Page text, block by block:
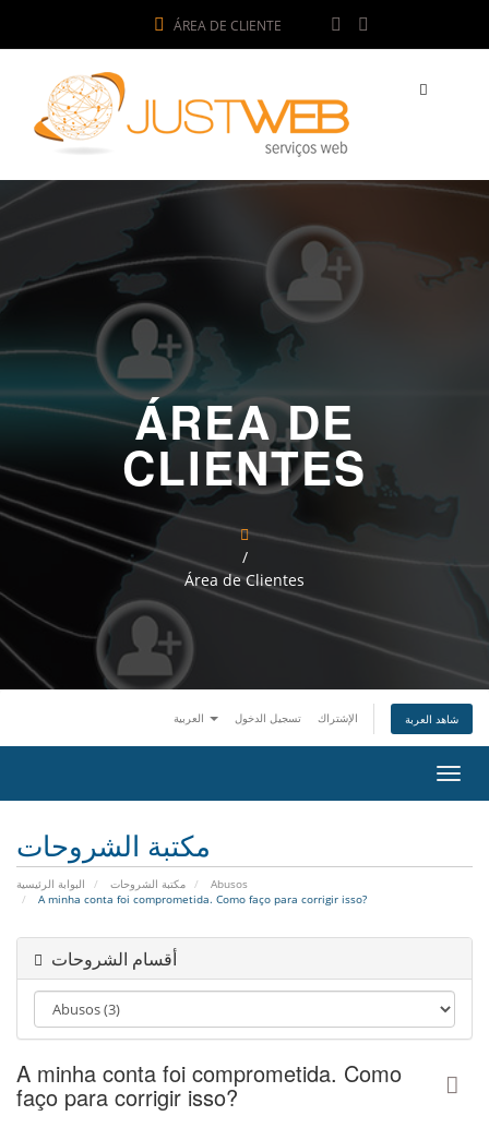
ÁREA DE CLIENTE
ÁREA DE
CLIENTES
/
Área de Clientes
تسجيل الدخول الإشتراك شاهد العربة
ت
ا
مكتبة الشروحات
البوابة الرئيسية مكتبة الشروحات
Abusos
A minha conta foi comprometida. Como faço para corrigir isso?
أقسام الشروحات
A minha conta foi comprometida. Como
faço para corrigir isso?